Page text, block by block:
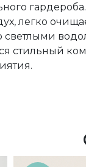
легко
светлыми
стильный